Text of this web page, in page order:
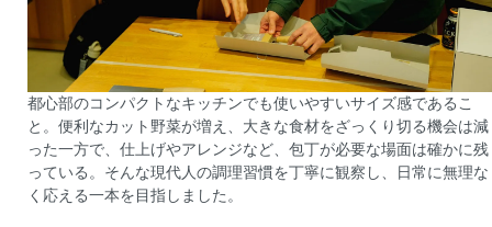
都心部のコンパクトなキッチンでも使いやすいサイズ感であるこ
と。便利なカット野菜が増え、大きな食材をざっくり切る機会は減
った一方で、仕上げやアレンジなど、包丁が必要な場面は確かに残
っている。そんな現代人の調理習慣を丁寧に観察し、日常に無理な
く応える一本を目指しました。